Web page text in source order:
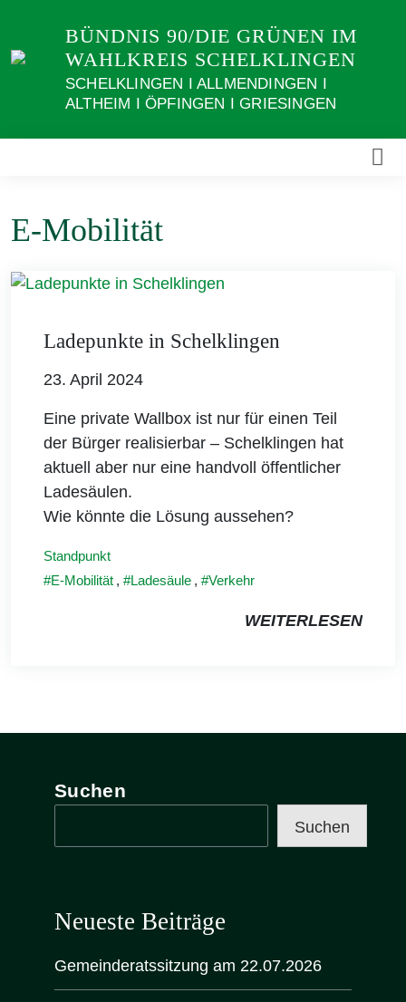
Inhalt
BÜNDNIS 90/DIE GRÜNEN IM
WAHLKREIS SCHELKLINGEN
SCHELKLINGEN I ALLMENDINGEN I
ALTHEIM I ÖPFINGEN I GRIESINGEN
E-Mobilität
Ladepunkte in Schelklingen
23. April 2024
Eine private Wallbox ist nur für einen Teil
der Bürger realisierbar – Schelklingen hat
aktuell aber nur eine handvoll öffentlicher
Ladesäulen.
Wie könnte die Lösung aussehen?
Standpunkt
E-Mobilität , Ladesäule , Verkehr
WEITERLESEN
Suchen
Suchen
Neueste Beiträge
Gemeinderatssitzung am 22.07.2026